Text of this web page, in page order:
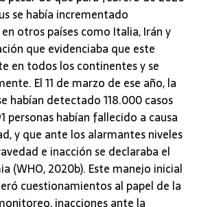
se había incrementado
otros países como Italia, Irán y
que evidenciaba que este
en todos los continentes y se
El 11 de marzo de ese año, la
habían detectado 118.000 casos
personas habían fallecido a causa
y que ante los alarmantes niveles
e inacción se declaraba el
(WHO, 2020b). Este manejo inicial
cuestionamientos al papel de la
inacciones ante la